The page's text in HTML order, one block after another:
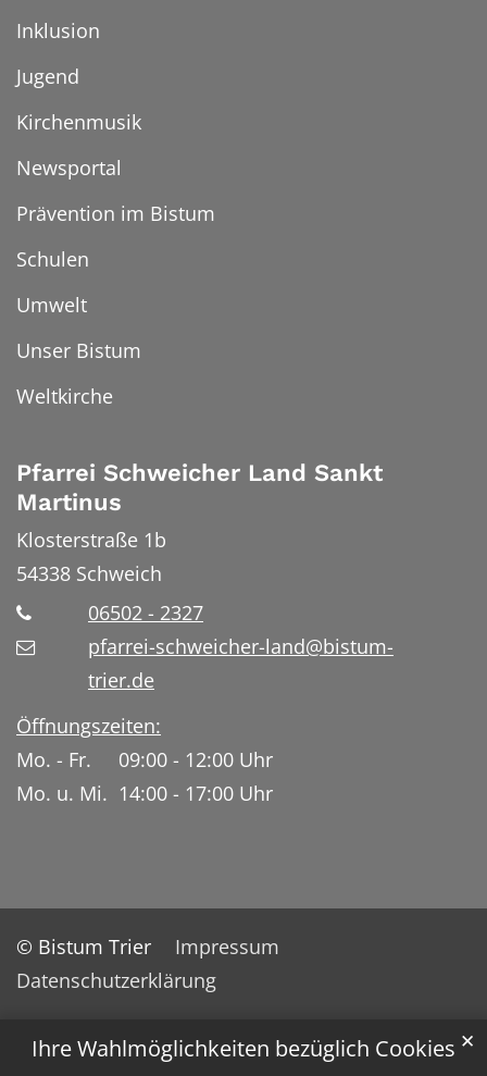
Ihre Wahlmöglichkeiten bezüglich Cookies ✕
Inklusion
Jugend
Kirchenmusik
Newsportal
Prävention im Bistum
Schulen
Umwelt
Unser Bistum
Weltkirche
Pfarrei Schweicher Land Sankt
Martinus
Klosterstraße 1b
54338 Schweich
06502 - 2327
pfarrei-schweicher-land@bistum-
trier.de
Öffnungszeiten:
Mo. - Fr. 09:00 - 12:00 Uhr
Mo. u. Mi. 14:00 - 17:00 Uhr
© Bistum Trier
Impressum
Datenschutzerklärung